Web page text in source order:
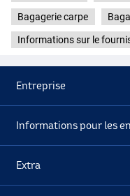
Bagagerie carpe
Informations sur le
Entreprise
Informations pour les
Extra